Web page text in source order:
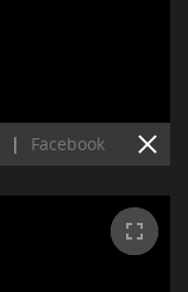
| Facebook